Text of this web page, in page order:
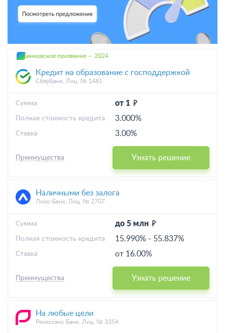
Банковское призвание — 2024
Кредит на образование с господдержкой
СберБанк, Лиц. № 1481
от 1
Cумма
3.000%
Полная стоимость кредита
3.00%
Ставка
Узнать решение
Преимущества
Наличными без залога
Локо-Банк, Лиц. № 2707
до 5 млн
Cумма
15.990% - 55.837%
Полная стоимость кредита
от 16.00%
Ставка
Узнать решение
Преимущества
На любые цели
Ренессанс Банк, Лиц. № 3354